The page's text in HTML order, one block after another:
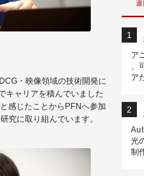
・映像領域の技術開発に
キャリアを積んでいました
感じたことからPFNへ参加
究に取り組んでいます。
ア
ア
光
制